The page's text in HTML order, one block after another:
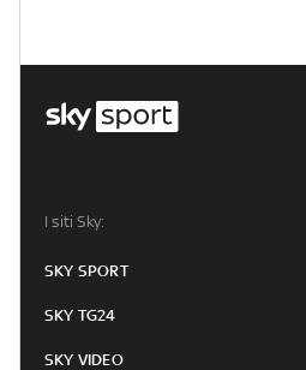
I siti Sky:
SKY SPORT
SKY TG24
SKY VIDEO